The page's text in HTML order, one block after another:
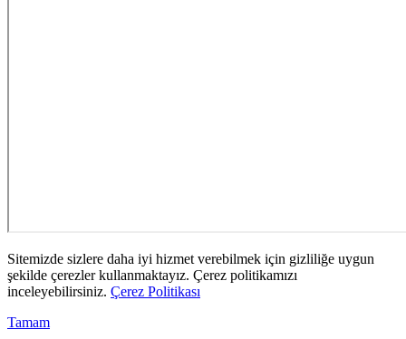
Sitemizde sizlere daha iyi hizmet verebilmek için gizliliğe uygun
şekilde çerezler kullanmaktayız. Çerez politikamızı
inceleyebilirsiniz. Çerez Politikası
Tamam